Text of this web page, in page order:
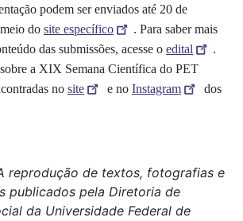
podem ser enviados até 20 de
do site específico
. Para saber mais
das submissões, acesse o edital
.
a XIX Semana Científica do PET
no site e no Instagram
dos
reprodução de textos, fotografias e
publicados pela Diretoria de
da Universidade Federal de